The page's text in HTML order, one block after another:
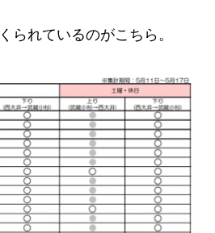
られているのがこちら。